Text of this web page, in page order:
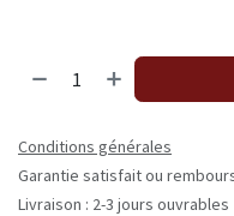
Conditions générales
Garantie satisfait ou
Livraison : 2-3 jours ouvrables